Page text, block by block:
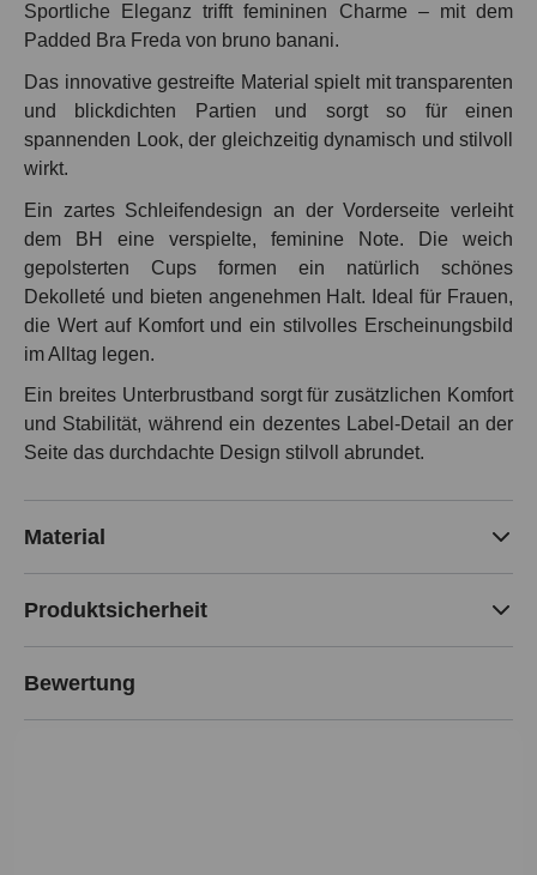
Sportliche Eleganz trifft femininen Charme – mit dem
Padded Bra Freda von bruno banani.
Das innovative gestreifte Material spielt mit transparenten
und blickdichten Partien und sorgt so für einen
spannenden Look, der gleichzeitig dynamisch und stilvoll
wirkt.
Ein zartes Schleifendesign an der Vorderseite verleiht
dem BH eine verspielte, feminine Note. Die weich
gepolsterten Cups formen ein natürlich schönes
Dekolleté und bieten angenehmen Halt. Ideal für Frauen,
die Wert auf Komfort und ein stilvolles Erscheinungsbild
im Alltag legen.
Ein breites Unterbrustband sorgt für zusätzlichen Komfort
und Stabilität, während ein dezentes Label-Detail an der
Seite das durchdachte Design stilvoll abrundet.
Material
Produktsicherheit
Bewertung